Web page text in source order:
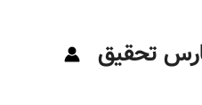
تحقیق